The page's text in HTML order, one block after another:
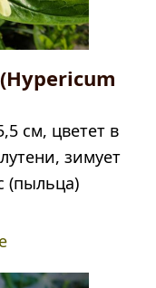
см, цветет в
зимует
(пыльца)